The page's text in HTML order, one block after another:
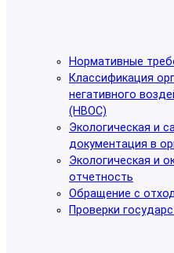
Нормативные
Классификация
негативного
(НВОС)
Экологическая и
документация в
Экологическая и
отчетность
Обращение с
Проверки